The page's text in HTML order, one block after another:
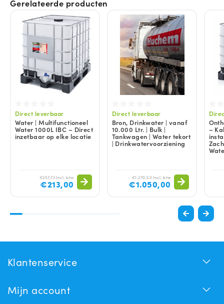
Gerelateerde producten
Direct leverbaar
Water | Multifunctioneel
Water 1000L IBC – Direct
inzetbaar op elke locatie
€257,73 Incl. btw
€213,00
Direct leverbaar
Bron, Drinkwater | vanaf
10.000 Ltr. | Bulk |
Tankwagen | Water tekort
| Drinkwatervoorziening
€1.270,50 Incl. btw
€1.050,00
–
Klantenservice
Mijn account